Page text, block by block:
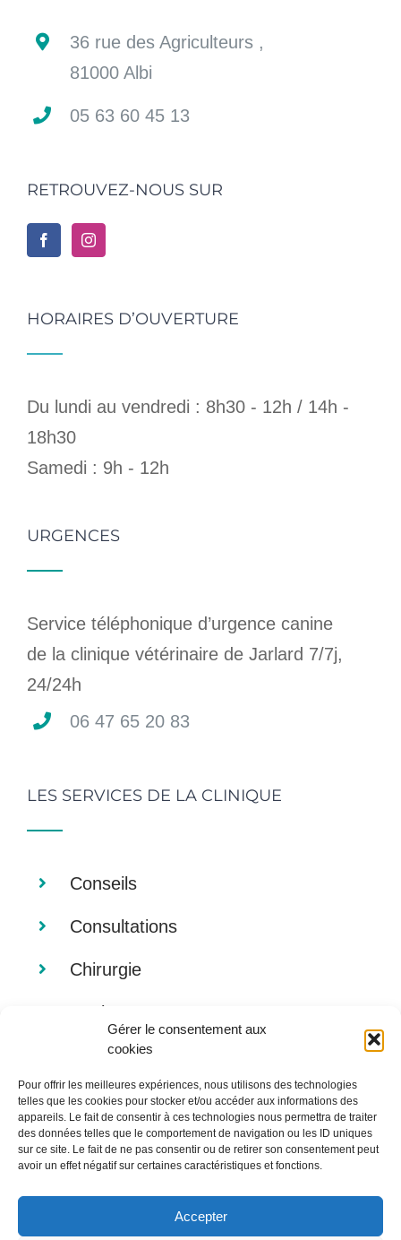
Gérer le consentement aux
cookies
Pour offrir les meilleures expériences, nous utilisons des technologies
telles que les cookies pour stocker et/ou accéder aux informations des
appareils. Le fait de consentir à ces technologies nous permettra de traiter
des données telles que le comportement de navigation ou les ID uniques
sur ce site. Le fait de ne pas consentir ou de retirer son consentement peut
avoir un effet négatif sur certaines caractéristiques et fonctions.
Accepter
36 rue des Agriculteurs ,
81000 Albi
05 63 60 45 13
RETROUVEZ-NOUS SUR
HORAIRES D’OUVERTURE
Du lundi au vendredi : 8h30 - 12h / 14h -
18h30
Samedi : 9h - 12h
URGENCES
Service téléphonique d’urgence canine
de la clinique vétérinaire de Jarlard 7/7j,
24/24h
06 47 65 20 83
LES SERVICES DE LA CLINIQUE
Conseils
Consultations
Chirurgie
Analyses
Imagerie
Alimentation